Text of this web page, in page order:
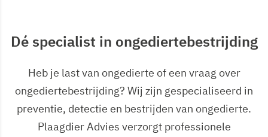
Dé specialist in ongediertebestrijding
Heb je last van ongedierte of een vraag over
ongediertebestrijding? Wij zijn gespecialiseerd in
preventie, detectie en bestrijden van ongedierte.
Plaagdier Advies verzorgt professionele